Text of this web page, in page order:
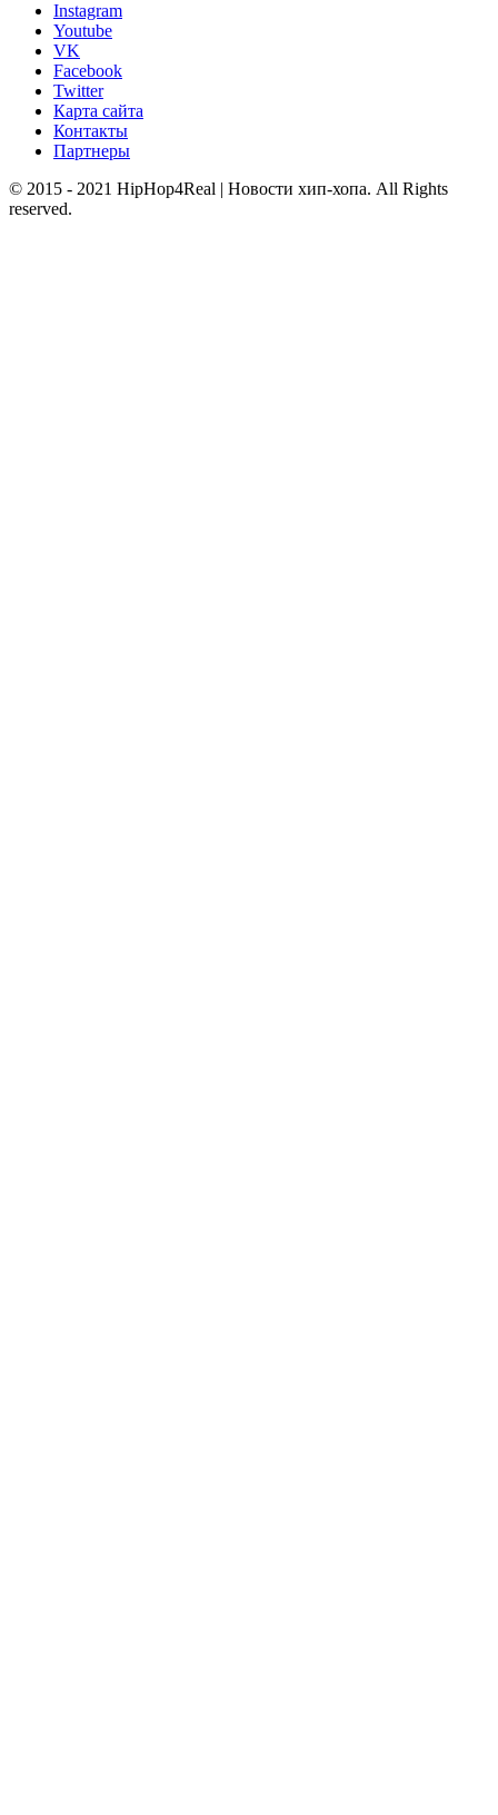
Instagram
Youtube
VK
Facebook
Twitter
Карта сайта
Контакты
Партнеры
© 2015 - 2021 HipHop4Real | Новости хип-хопа. All Rights
reserved.